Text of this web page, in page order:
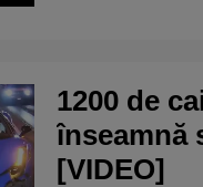
1200 de
înseamnă
[VIDEO]